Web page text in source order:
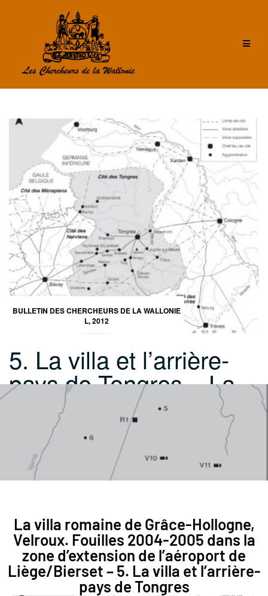
BULLETIN DES CHERCHEURS DE LA WALLONIE
L, 2012
5. La villa et l’arrière-
pays de Tongres – La…
La villa romaine de Grâce-Hollogne,
Velroux. Fouilles 2004-2005 dans la
zone d’extension de l’aéroport de
Liège/Bierset – 5. La villa et l’arrière-
pays de Tongres